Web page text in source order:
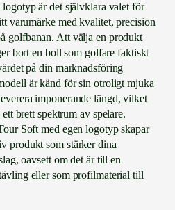
är det självklara valet för
varumärke med kvalitet, precision
golfbanan. Att välja en produkt
bort en boll som golfare faktiskt
på din marknadsföring
är känd för sin otroligt mjuka
imponerande längd, vilket
brett spektrum av spelare.
Soft med egen logotyp skapar
produkt som stärker dina
oavsett om det är till en
eller som profilmaterial till